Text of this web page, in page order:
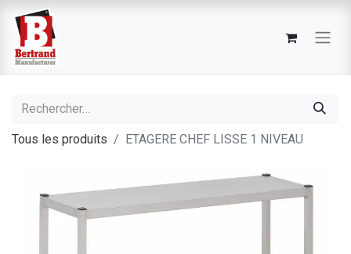
Tous les produits ETAGERE CHEF LISSE 1 NIVEAU